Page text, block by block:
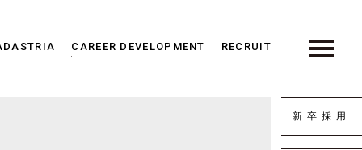
CAREER DEVELOPMENT RECRUIT
新卒採用